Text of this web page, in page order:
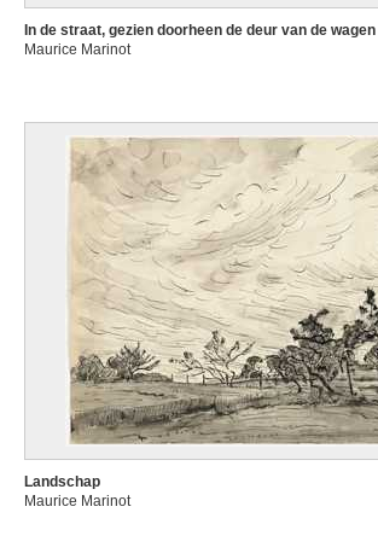
In de straat, gezien doorheen de deur van de wagen
Maurice Marinot
Landschap
Maurice Marinot